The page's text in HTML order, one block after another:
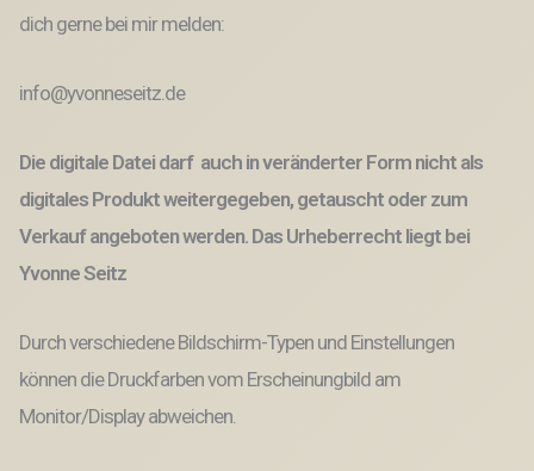
dich gerne bei mir melden:
info@yvonneseitz.de
Die digitale Datei darf auch in veränderter Form nicht als
digitales Produkt weitergegeben, getauscht oder zum
Verkauf angeboten werden. Das Urheberrecht liegt bei
Yvonne Seitz
Durch verschiedene Bildschirm-Typen und Einstellungen
können die Druckfarben vom Erscheinungbild am
Monitor/Display abweichen.